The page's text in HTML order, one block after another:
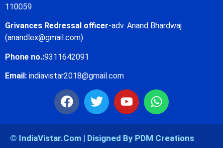
110059
Grivances Redressal officer-adv. Anand Bhardwaj
(anandlex@gmail.com)
Phone no.:9311642091
Email: indiavistar2018@gmail.com
© IndiaVistar.Com | Disigned By PDM Creations